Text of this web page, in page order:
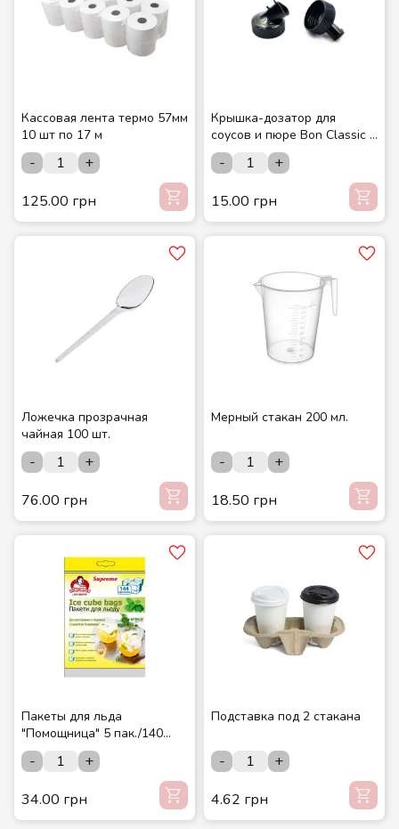
Кассовая лента термо 57мм
10 шт по 17 м
-
+
125.00 грн
Крышка-дозатор для
соусов и пюре Bon Classic 1
шт.
-
+
15.00 грн
Ложечка прозрачная
чайная 100 шт.
-
+
76.00 грн
Мерный стакан 200 мл.
-
+
18.50 грн
Пакеты для льда
"Помощница" 5 пак./140
льд.
-
+
34.00 грн
Подставка под 2 стакана
-
+
4.62 грн